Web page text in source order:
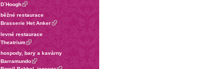
D´Hoogh
běžné restaurace
Brasserie Het Anker
levné restaurace
Theatrium
hospody, bary a kavárny
Barramundo